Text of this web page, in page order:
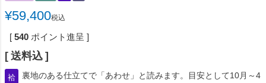
¥59,400税込
[ 540 ポイント進呈 ]
送料込
袷
裏地のある仕立てで「あわせ」と読みます。目安として10月～4